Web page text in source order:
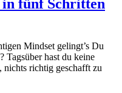
fünf Schritten
Mindset gelingt’s Du
Tagsüber hast du keine
nichts richtig geschafft zu